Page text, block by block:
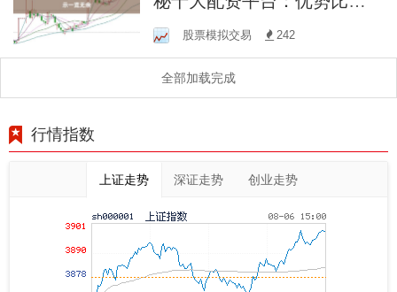
与风险提示一览无余
股票模拟交易 242
全部加载完成
行情指数
上证走势 深证走势 创业走势